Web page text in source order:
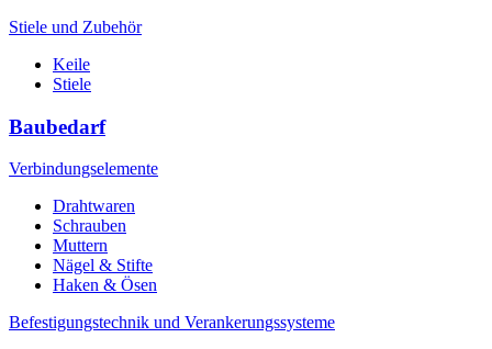
Stiele und Zubehör
Keile
Stiele
Baubedarf
Verbindungselemente
Drahtwaren
Schrauben
Muttern
Nägel & Stifte
Haken & Ösen
Befestigungstechnik und Verankerungssysteme